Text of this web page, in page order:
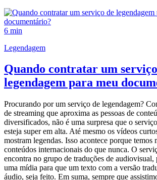
6 min
Legendagem
Quando contratar um
legendagem para meu
Procurando por um serviço de legendagem?
de streaming que aproxima as pessoas de
diversificados, não é uma surpresa que o
esteja super em alta. Até mesmo os vídeos
mostram legendas. Isso acontece porque temos
conteúdos internacionais do que nunca. O
encontra no grupo de traduções de audiovisual,
uma mídia para que um texto com a versão
áudio, seja feito. Em suma, sempre que